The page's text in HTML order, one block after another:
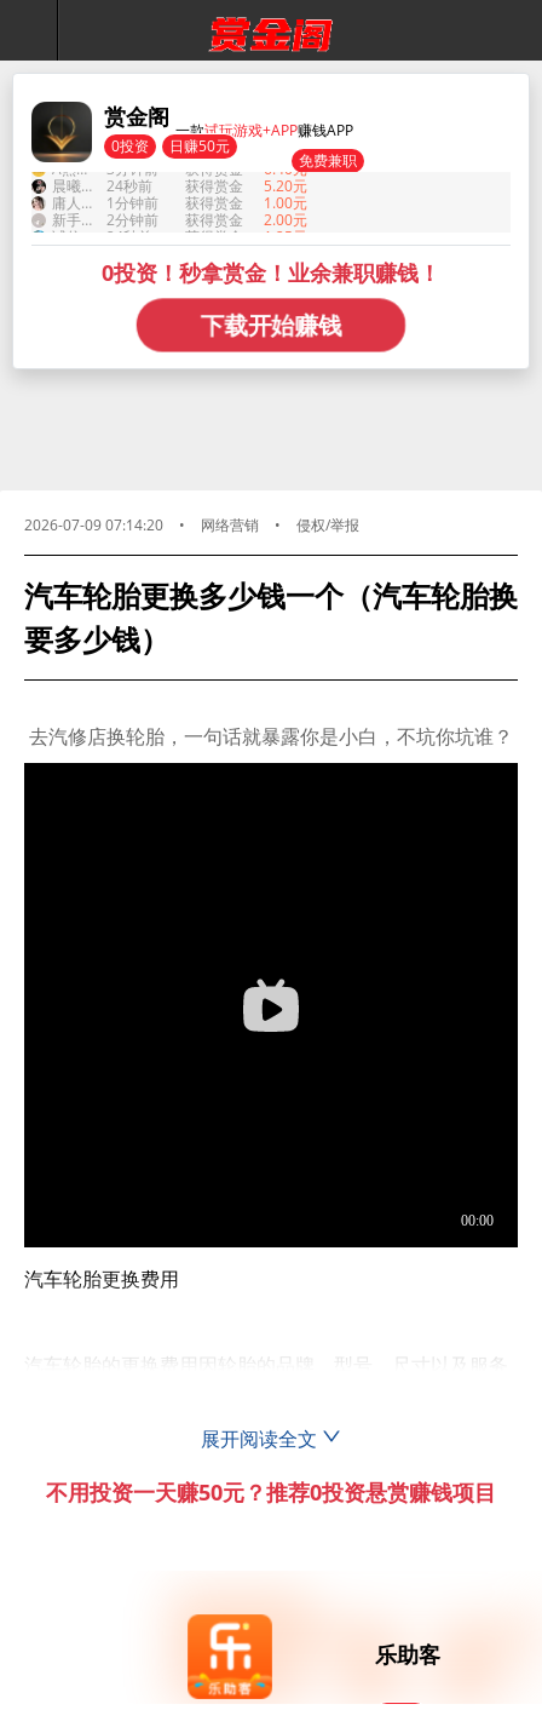
赏金阁 一款试玩游戏+APP赚钱APP
0投资 日赚50元
免费兼职
获得赏金
6.40元
获得赏金
5.20元
庸人自扰之
1分钟前 获得赏金
1.00元
新手必做任务
2分钟前 获得赏金
2.00元
杪秋の草木
3分钟前
4分钟前 获得赏金
12.22元
55秒前 获得赏金
3.90元
A热情-CPA-积分墙
3分钟前 获得赏金
6.40元
晨曦最快乐
24秒前 获得赏金
5.20元
庸人自扰之
1分钟前 获得赏金
1.00元
新手必做任务
2分钟前 获得赏金
2.00元
诚信做任务
24秒前 获得赏金 1.25元
0投资！秒拿赏金！业余兼职赚钱！
下载开始赚钱
2026-07-09 07:14:20 • 网络营销 • 侵权/举报
汽车轮胎更换多少钱一个（汽车轮胎换
要多少钱）
去汽修店换轮胎，一句话就暴露你是小白，不坑你坑谁？
汽车轮胎更换费用
汽车轮胎的更换费用因轮胎的品牌、型号、尺寸以及服务
轮胎价格
高性能和特殊轮胎价格更高高性能轮胎、全季轮胎和跑气
展开阅读全文
不用投资一天赚50元？推荐0投资悬赏赚钱项目
乐助客